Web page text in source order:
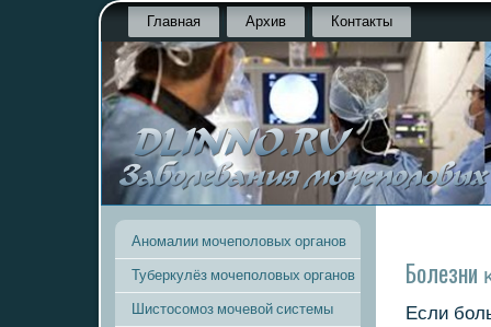
Главная Архив Контакты
Аномалии мочеполовых органов
Туберкулёз мочеполовых органов
Шистосомоз мочевой системы
Болезни
Если